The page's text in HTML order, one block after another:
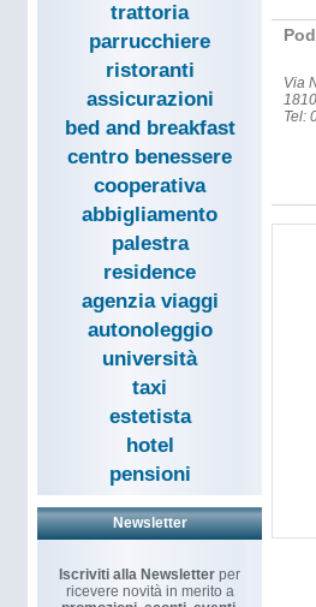
trattoria
parrucchiere
ristoranti
assicurazioni
bed and breakfast
centro benessere
cooperativa
abbigliamento
palestra
residence
agenzia viaggi
autonoleggio
università
taxi
estetista
hotel
pensioni
Newsletter
Iscriviti alla Newsletter per
ricevere novità in merito a
Via
Tel: